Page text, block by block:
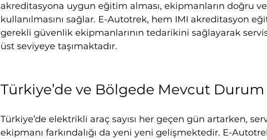
akreditasyona uygun eğitim alması, ekipmanların doğru
kullanılmasını sağlar. E-Autotrek, hem IMI akreditasyon
gerekli güvenlik ekipmanlarının tedarikini sağlayarak
üst seviyeye taşımaktadır.
Türkiye’de ve Bölgede Mevcut Durum
Türkiye’de elektrikli araç sayısı her geçen gün artarken,
ekipmanı farkındalığı da yeni yeni gelişmektedir. E-